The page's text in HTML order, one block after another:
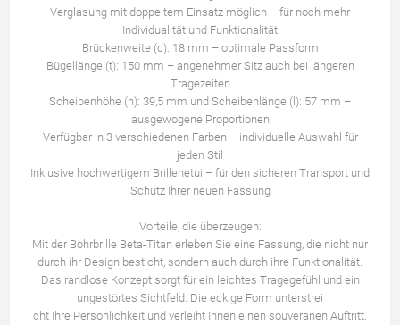
Verglasung mit doppeltem Einsatz möglich – für noch mehr
Individualität und Funktionalität
Brückenweite (c): 18 mm – optimale Passform
Bügellänge (t): 150 mm – angenehmer Sitz auch bei längeren
Tragezeiten
Scheibenhöhe (h): 39,5 mm und Scheibenlänge (l): 57 mm –
ausgewogene Proportionen
Verfügbar in 3 verschiedenen Farben – individuelle Auswahl für
jeden Stil
Inklusive hochwertigem Brillenetui – für den sicheren Transport und
Schutz Ihrer neuen Fassung
Vorteile, die überzeugen:
Mit der Bohrbrille Beta-Titan erleben Sie eine Fassung, die nicht nur
durch ihr Design besticht, sondern auch durch ihre Funktionalität.
Das randlose Konzept sorgt für ein leichtes Tragegefühl und ein
ungestörtes Sichtfeld. Die eckige Form unterstrei
cht Ihre Persönlichkeit und verleiht Ihnen einen souveränen Auftritt.